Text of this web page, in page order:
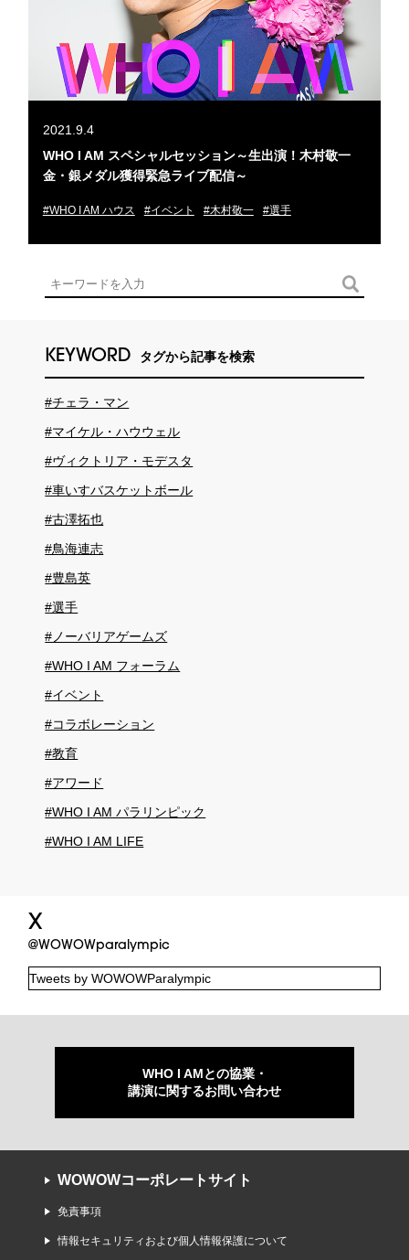
2021.9.4
WHO I AM スペシャルセッション～生出演！木村敬一
金・銀メダル獲得緊急ライブ配信～
#WHO I AM ハウス #イベント #木村敬一 #選手
KEYWORD タグから記事を検索
#チェラ・マン
#マイケル・ハウウェル
#ヴィクトリア・モデスタ
#車いすバスケットボール
#古澤拓也
#鳥海連志
#豊島英
#選手
#ノーバリアゲームズ
#WHO I AM フォーラム
#イベント
#コラボレーション
#教育
#アワード
#WHO I AM パラリンピック
#WHO I AM LIFE
X
@WOWOWparalympic
Tweets by WOWOWParalympic
WHO I AMとの協業・
講演に関するお問い合わせ
WOWOWコーポレートサイト
免責事項
情報セキュリティおよび個人情報保護について